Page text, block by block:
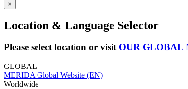
×
Location & Language Selector
Please select location or visit OUR GLOBAL
GLOBAL
MERIDA Global Website (EN)
Worldwide